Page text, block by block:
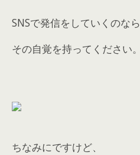
SNSで発信をしていくのなら
その自覚を持ってください。
ちなみにですけど、